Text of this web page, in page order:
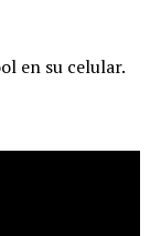
en su celular.